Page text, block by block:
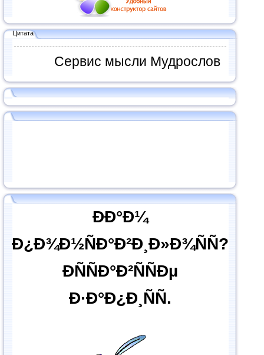
Цитата
Сервис мысли Мудрослов
ÐÐ°Ð¼
Ð¿Ð¾Ð½ÑÐ°Ð²Ð¸Ð»Ð¾ÑÑ?
ÐÑÑÐ°Ð²ÑÑÐµ
Ð·Ð°Ð¿Ð¸ÑÑ.